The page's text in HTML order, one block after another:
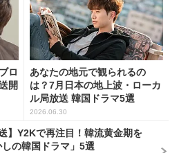
ロ
開
あなたの地元で観られるの
は？7月日本の地上波・ローカ
ル局放送 韓国ドラマ5選
2026.06.30
】Y2Kで再注目！韓流黄金期を
の韓国ドラマ」5選